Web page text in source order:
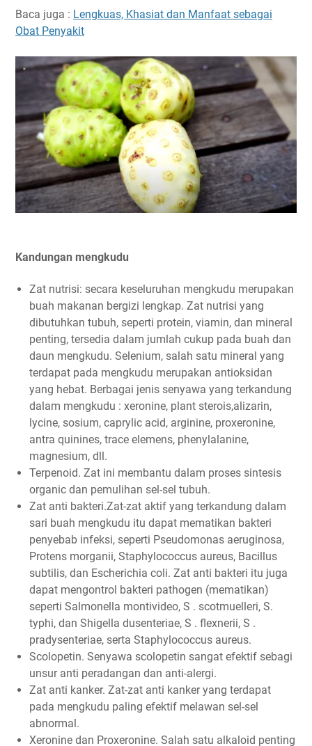
Baca juga : Lengkuas, Khasiat dan Manfaat sebagai
Obat Penyakit
Kandungan mengkudu
Zat nutrisi: secara keseluruhan mengkudu merupakan
buah makanan bergizi lengkap. Zat nutrisi yang
dibutuhkan tubuh, seperti protein, viamin, dan mineral
penting, tersedia dalam jumlah cukup pada buah dan
daun mengkudu. Selenium, salah satu mineral yang
terdapat pada mengkudu merupakan antioksidan
yang hebat. Berbagai jenis senyawa yang terkandung
dalam mengkudu : xeronine, plant sterois,alizarin,
lycine, sosium, caprylic acid, arginine, proxeronine,
antra quinines, trace elemens, phenylalanine,
magnesium, dll.
Terpenoid. Zat ini membantu dalam proses sintesis
organic dan pemulihan sel-sel tubuh.
Zat anti bakteri.Zat-zat aktif yang terkandung dalam
sari buah mengkudu itu dapat mematikan bakteri
penyebab infeksi, seperti Pseudomonas aeruginosa,
Protens morganii, Staphylococcus aureus, Bacillus
subtilis, dan Escherichia coli. Zat anti bakteri itu juga
dapat mengontrol bakteri pathogen (mematikan)
seperti Salmonella montivideo, S . scotmuelleri, S.
typhi, dan Shigella dusenteriae, S . flexnerii, S .
pradysenteriae, serta Staphylococcus aureus.
Scolopetin. Senyawa scolopetin sangat efektif sebagi
unsur anti peradangan dan anti-alergi.
Zat anti kanker. Zat-zat anti kanker yang terdapat
pada mengkudu paling efektif melawan sel-sel
abnormal.
Xeronine dan Proxeronine. Salah satu alkaloid penting